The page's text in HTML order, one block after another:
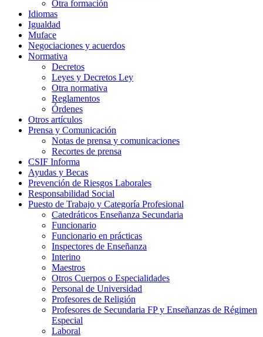
Otra formación
Idiomas
Igualdad
Muface
Negociaciones y acuerdos
Normativa
Decretos
Leyes y Decretos Ley
Otra normativa
Reglamentos
Órdenes
Otros artículos
Prensa y Comunicación
Notas de prensa y comunicaciones
Recortes de prensa
CSIF Informa
Ayudas y Becas
Prevención de Riesgos Laborales
Responsabilidad Social
Puesto de Trabajo y Categoría Profesional
Catedráticos Enseñanza Secundaria
Funcionario
Funcionario en prácticas
Inspectores de Enseñanza
Interino
Maestros
Otros Cuerpos o Especialidades
Personal de Universidad
Profesores de Religión
Profesores de Secundaria FP y Enseñanzas de Régimen
Especial
Laboral